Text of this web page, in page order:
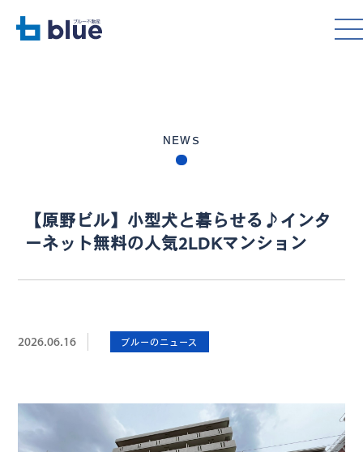
【原野ビル】小型犬と暮らせる♪インタ
ーネット無料の人気2LDKマンション
NEWS
2026.06.16 ブルーのニュース